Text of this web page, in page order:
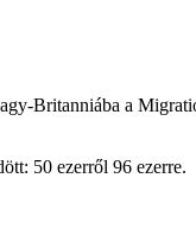
Britanniába a
50 ezerről 96 ezerre.